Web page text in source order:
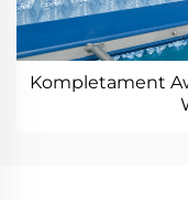
Kompletament